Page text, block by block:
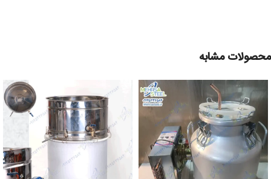
محصولات مشابه